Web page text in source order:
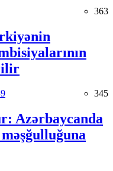
363
345
Azərbaycanda